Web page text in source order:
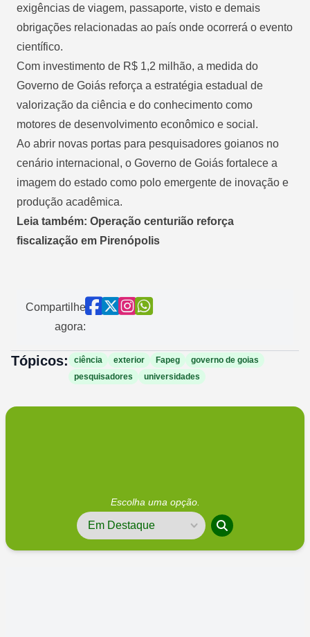
exigências de viagem, passaporte, visto e demais
obrigações relacionadas ao país onde ocorrerá o evento
científico.
Com investimento de R$ 1,2 milhão, a medida do
Governo de Goiás reforça a estratégia estadual de
valorização da ciência e do conhecimento como
motores de desenvolvimento econômico e social.
Ao abrir novas portas para pesquisadores goianos no
cenário internacional, o Governo de Goiás fortalece a
imagem do estado como polo emergente de inovação e
produção acadêmica.
Leia também: Operação centurião reforça
fiscalização em Pirenópolis
Compartilhe
agora:
Tópicos: ciência exterior Fapeg
governo de goias
pesquisadores
universidades
Escolha uma opção.